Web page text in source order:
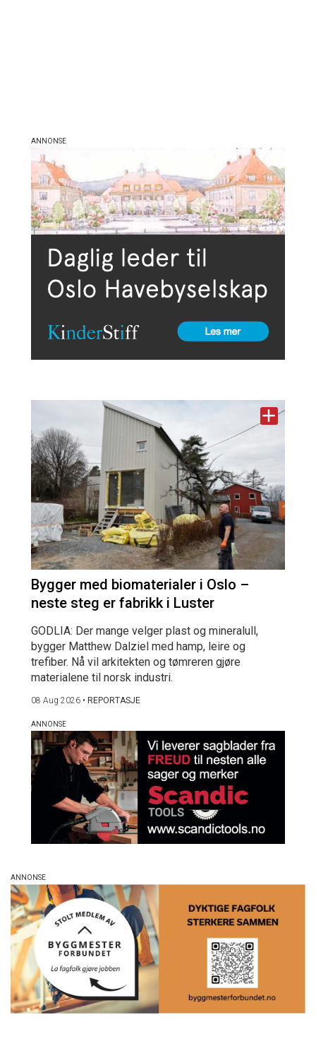
Bygger med biomaterialer i Oslo –
neste steg er fabrikk i Luster
GODLIA: Der mange velger plast og mineralull,
bygger Matthew Dalziel med hamp, leire og
trefiber. Nå vil arkitekten og tømreren gjøre
materialene til norsk industri.
08 Aug 2026 • REPORTASJE